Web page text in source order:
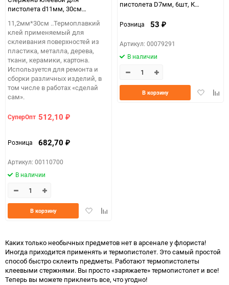
пистолета d11мм, 30см
11,2мм*30см ..Термоплавкий
клей применяемый для
склеивания поверхностей из
пластика, металла, дерева,
ткани, керамики, картона.
Используется для ремонта и
сборки различных изделий, в
том числе в работах «сделай
сам».
СуперОпт 512,10 ₽
Розница 682,70 ₽
Артикул: 00110700
В наличии
ДобавитьДобавить
В корзину
пистолета D7мм, 6шт, К
Розница 53 ₽
Артикул: 00079291
В наличии
Добавить
В корзину
Каких только необычных предметов нет в арсенале у флориста!
Иногда приходится применять и термопистолет. Это самый простой
способ быстро склеить предметы. Работают термопистолеты
клеевыми стержнями. Вы просто «заряжаете» термопистолет и все!
Теперь вы можете приклеить все, что угодно!